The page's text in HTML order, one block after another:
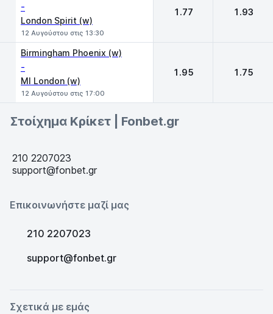
-
London Spirit (w)
12 Αυγούστου στις 13:30
1.77 1.93
Birmingham Phoenix (w)
-
MI London (w)
12 Αυγούστου στις 17:00
1.95 1.75
Στοίχημα Κρίκετ | Fonbet.gr
210 2207023
support@fonbet.gr
Επικοινωνήστε μαζί μας
210 2207023
support@fonbet.gr
Σχετικά με εμάς